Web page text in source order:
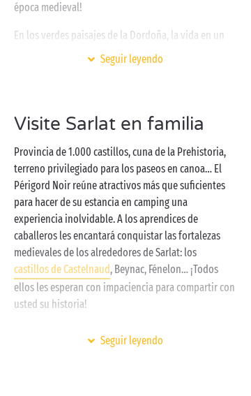
época medieval!
En los verdes paisajes de la Dordoña, la vida en un
camping es puro disfrute. Cerca de Sarlat y de los ríos
, el patrimonio natural e histórico
disfrutar de un amplio abanico de actividades que
terreno polideportivo, aquagym en la piscina
cubierta y climatizada, minigolf, bádminton… ¡Usted
decide!
Seguir leyendo
Visite Sarlat en familia
Provincia de 1.000 castillos, cuna de la Prehistoria,
terreno privilegiado para los paseos en canoa… El
Périgord Noir reúne atractivos más que suficientes
para hacer de su estancia en camping una
experiencia inolvidable. A los aprendices de
caballeros les encantará conquistar las fortalezas
medievales de los alrededores de Sarlat: los
castillos de Castelnaud, Beynac, Fénelon… ¡Todos
ellos les esperan con impaciencia para compartir con
usted su historia!
Los espeleólogos en ciernes, por su parte, querrán
salir tras los pasos del hombre del Cromañón en los
Seguir leyendo